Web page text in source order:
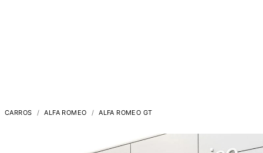
CARROS ALFA ROMEO ALFA ROMEO GT